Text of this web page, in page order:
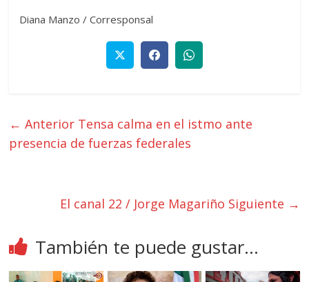
Diana Manzo / Corresponsal
← Anterior Tensa calma en el istmo ante
presencia de fuerzas federales
El canal 22 / Jorge Magariño Siguiente →
También te puede gustar...